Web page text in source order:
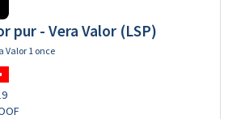
pur - Vera Valor (LSP)
Valor 1 once